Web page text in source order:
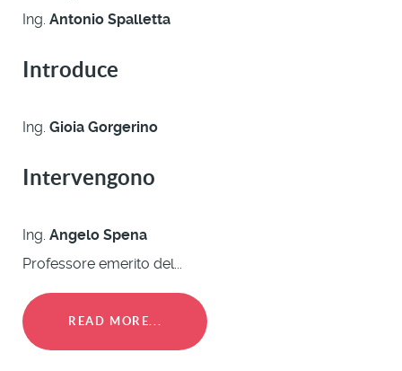
Ing. Antonio Spalletta
Introduce
Ing. Gioia Gorgerino
Intervengono
Ing. Angelo Spena
Professore emerito del...
READ MORE...